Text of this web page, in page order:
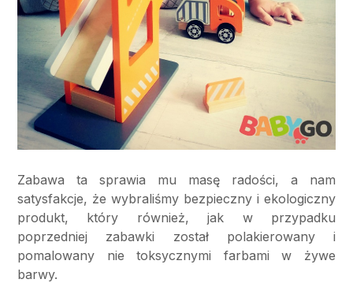
Zabawa ta sprawia mu masę radości, a nam
satysfakcje, że wybraliśmy bezpieczny i ekologiczny
produkt, który również, jak w przypadku
poprzedniej zabawki został polakierowany i
pomalowany nie toksycznymi farbami w żywe
barwy.